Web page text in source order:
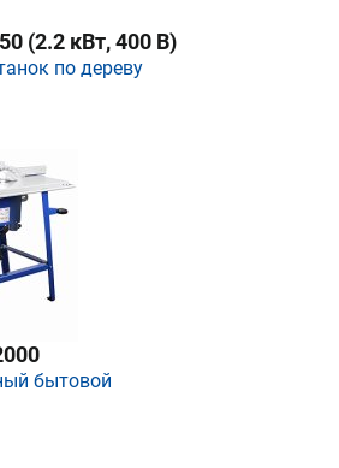
(2.2 кВт, 400 В)
по дереву
бытовой